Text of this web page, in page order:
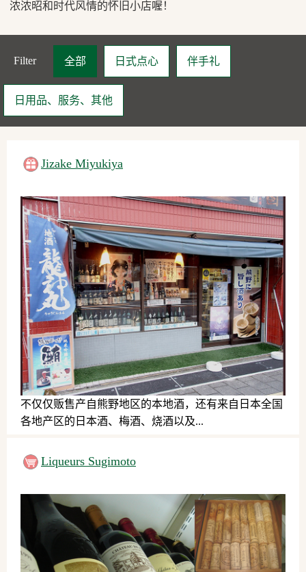
浓浓昭和时代风情的怀旧小店喔！
Filter 全部 日式点心 伴手礼
日用品、服务、其他
Jizake Miyukiya
不仅仅贩售产自熊野地区的本地酒，还有来自日本全国
各地产区的日本酒、梅酒、烧酒以及...
Liqueurs Sugimoto